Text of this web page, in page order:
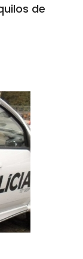
de